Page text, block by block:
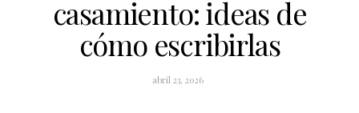
casamiento: ideas de
cómo escribirlas
abril 23, 2026